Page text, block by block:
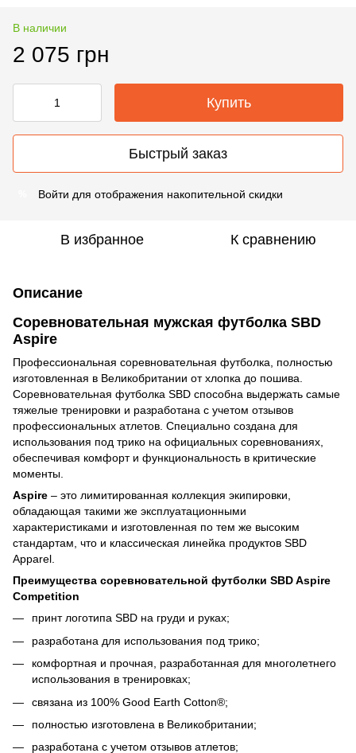
В наличии
2 075 грн
Купить
Быстрый заказ
Войти для отображения накопительной скидки
В избранное К сравнению
Описание
Соревновательная мужская футболка SBD
Aspire
Профессиональная соревновательная футболка, полностью
изготовленная в Великобритании от хлопка до пошива.
Соревновательная футболка SBD способна выдержать самые
тяжелые тренировки и разработана с учетом отзывов
профессиональных атлетов. Специально создана для
использования под трико на официальных соревнованиях,
обеспечивая комфорт и функциональность в критические
моменты.
Aspire – это лимитированная коллекция экипировки,
обладающая такими же эксплуатационными
характеристиками и изготовленная по тем же высоким
стандартам, что и классическая линейка продуктов SBD
Apparel.
Преимущества соревновательной футболки SBD Aspire
Competition
принт логотипа SBD на груди и руках;
разработана для использования под трико;
комфортная и прочная, разработанная для многолетнего
использования в тренировках;
связана из 100% Good Earth Cotton®;
полностью изготовлена в Великобритании;
разработана с учетом отзывов атлетов;